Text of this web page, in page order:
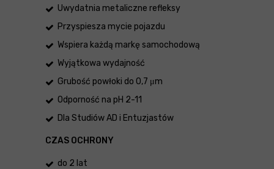
Uwydatnia metaliczne refleksy
Przyspiesza mycie pojazdu
Wspiera każdą markę samochodową
Wyjątkowa wydajność
Grubość powłoki do 0,7 μm
Odporność na pH 2-11
Dla Studiów AD i Entuzjastów
CZAS OCHRONY
do 2 lat